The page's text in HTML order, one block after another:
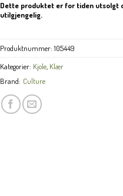
Dette produktet er for tiden utsolgt
utilgjengelig.
Produktnummer: 105449
Kategorier: Kjole Klær
Brand: Culture